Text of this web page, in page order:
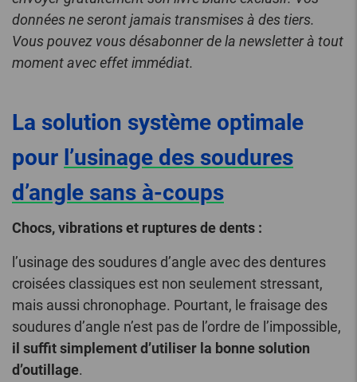
données ne seront jamais transmises à des tiers.
Vous pouvez vous désabonner de la newsletter à tout
moment avec effet immédiat.
La solution système optimale
pour l’usinage des soudures
d’angle sans à-coups
Chocs, vibrations et ruptures de dents :
l’usinage des soudures d’angle avec des dentures
croisées classiques est non seulement stressant,
mais aussi chronophage. Pourtant, le fraisage des
soudures d’angle n’est pas de l’ordre de l’impossible,
il suffit simplement d’utiliser la bonne solution
d’outillage.